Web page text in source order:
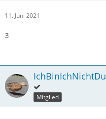
11. Juni 2021
3
IchBinIchNichtDu
Mitglied